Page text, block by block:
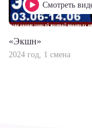
Смотреть
«Экшн»
2024 год, 1 смена